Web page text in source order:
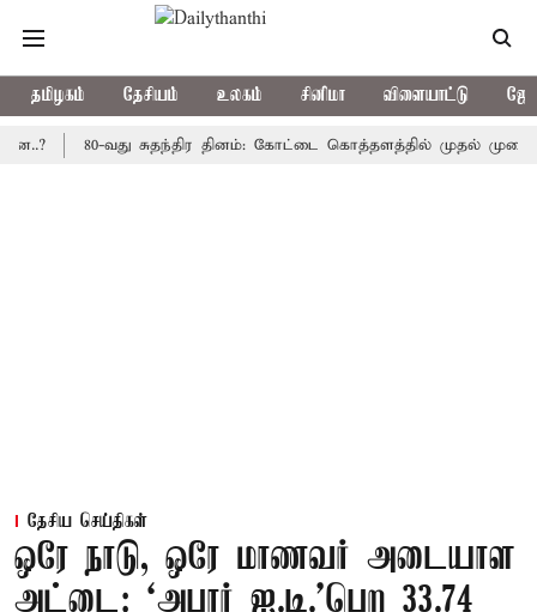
தமிழகம் தேசியம் உலகம் சினிமா விளையாட்டு
80-வது சுதந்திர தினம்: கோட்டை கொத்தளத்தில் முதல் முறையாக
தேசிய செய்திகள்
ஒரே நாடு, ஒரே மாணவர் அடையாள
அட்டை: ‘அபார் ஐ.டி.’பெற 33.74